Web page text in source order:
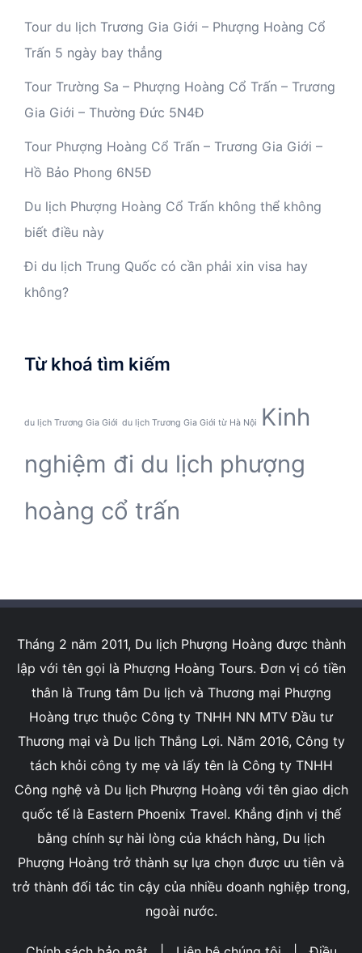
Tour du lịch Trương Gia Giới – Phượng Hoàng Cổ
Trấn 5 ngày bay thẳng
Tour Trường Sa – Phượng Hoàng Cổ Trấn – Trương
Gia Giới – Thường Đức 5N4Đ
Tour Phượng Hoàng Cổ Trấn – Trương Gia Giới –
Hồ Bảo Phong 6N5Đ
Du lịch Phượng Hoàng Cổ Trấn không thể không
biết điều này
Đi du lịch Trung Quốc có cần phải xin visa hay
không?
Từ khoá tìm kiếm
du lịch Trương Gia Giới du lịch Trương Gia Giới từ Hà Nội
Kinh
nghiệm đi du lịch phượng
hoàng cổ trấn
Tháng 2 năm 2011, Du lịch Phượng Hoàng được thành
lập với tên gọi là Phượng Hoàng Tours. Đơn vị có tiền
thân là Trung tâm Du lịch và Thương mại Phượng
Hoàng trực thuộc Công ty TNHH NN MTV Đầu tư
Thương mại và Du lịch Thắng Lợi. Năm 2016, Công ty
tách khỏi công ty mẹ và lấy tên là Công ty TNHH
Công nghệ và Du lịch Phượng Hoàng với tên giao dịch
quốc tế là Eastern Phoenix Travel. Khẳng định vị thế
bằng chính sự hài lòng của khách hàng, Du lịch
Phượng Hoàng trở thành sự lựa chọn được ưu tiên và
trở thành đối tác tin cậy của nhiều doanh nghiệp trong,
ngoài nước.